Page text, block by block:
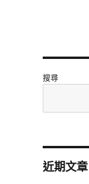
搜尋
近期文章